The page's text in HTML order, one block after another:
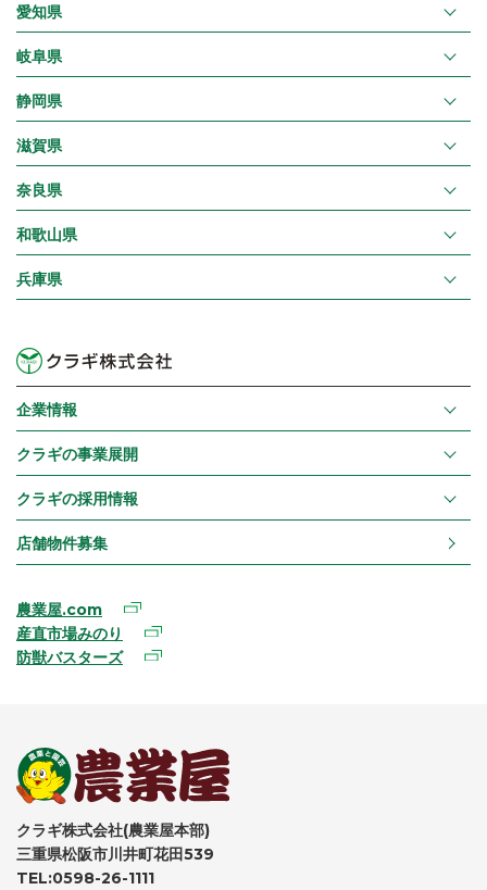
愛知県
岐阜県
静岡県
滋賀県
奈良県
和歌山県
兵庫県
企業情報
クラギの事業展開
クラギの採用情報
店舗物件募集
農業屋.com
産直市場みのり
防獣バスターズ
クラギ株式会社(農業屋本部)
三重県松阪市川井町花田539
TEL:0598-26-1111